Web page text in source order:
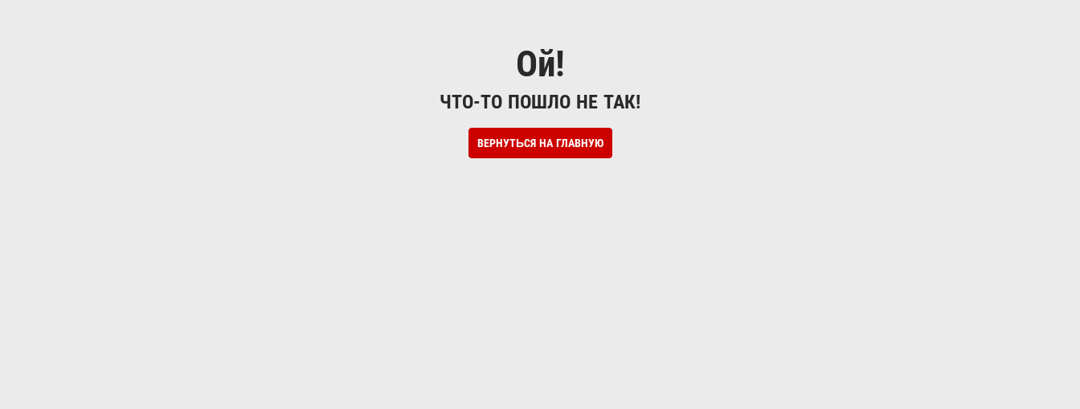
Ой!
ЧТО-ТО ПОШЛО НЕ ТАК!
ВЕРНУТЬСЯ НА ГЛАВНУЮ